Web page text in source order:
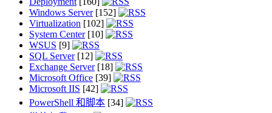
Windows Server[152]
Virtualization [102]
System Center[10]
WSUS [9]
SQL Server[12]
Exchange Server[18]
Microsoft Office [39]
Microsoft IIS [42]
PowerShell 和脚本 [34]